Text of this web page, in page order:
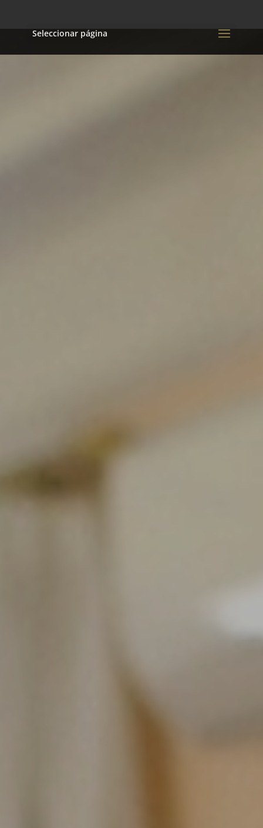
Seleccionar página